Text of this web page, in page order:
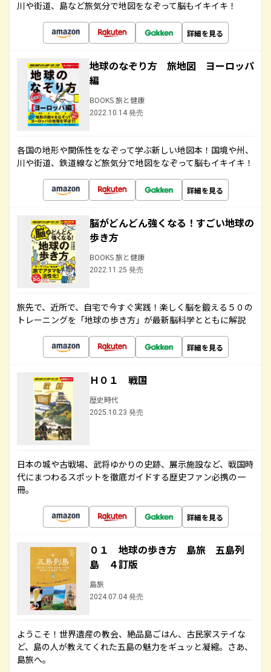
川や街道、島など旅気分で地図をなぞって脳もイキイキ！
詳細を見る
地球のなぞり方 旅地図 ヨーロッパ
編
BOOKS 旅と健康
2022.10.14 発売
各国の地形や関係性をなぞって学ぶ新しい地図本！国境や州、
川や街道、鉄道線など旅気分で地図をなぞって脳もイキイキ！
詳細を見る
脳がどんどん強くなる！すごい地球の
歩き方
BOOKS 旅と健康
2022.11.25 発売
旅先で、近所で、自宅で今すぐ実践！楽しく脳を鍛える５０の
トレーニングを「地球の歩き方」が最新脳科学とともに解説
詳細を見る
Ｈ０１ 戦国
歴史時代
2025.10.23 発売
日本の城や古戦場、武将ゆかりの史跡、展示施設など、戦国時
代にまつわるスポットを徹底ガイドする歴史ファン必携の一
冊。
詳細を見る
０１ 地球の歩き方 島旅 五島列
島 ４訂版
島旅
2024.07.04 発売
ようこそ！世界遺産の教会、絶品島ごはん、古民家ステイな
ど、島の人が教えてくれた五島の魅力をギュッと凝縮。さあ、
島旅へ。